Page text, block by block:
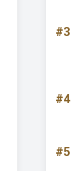
#3
#4
#5